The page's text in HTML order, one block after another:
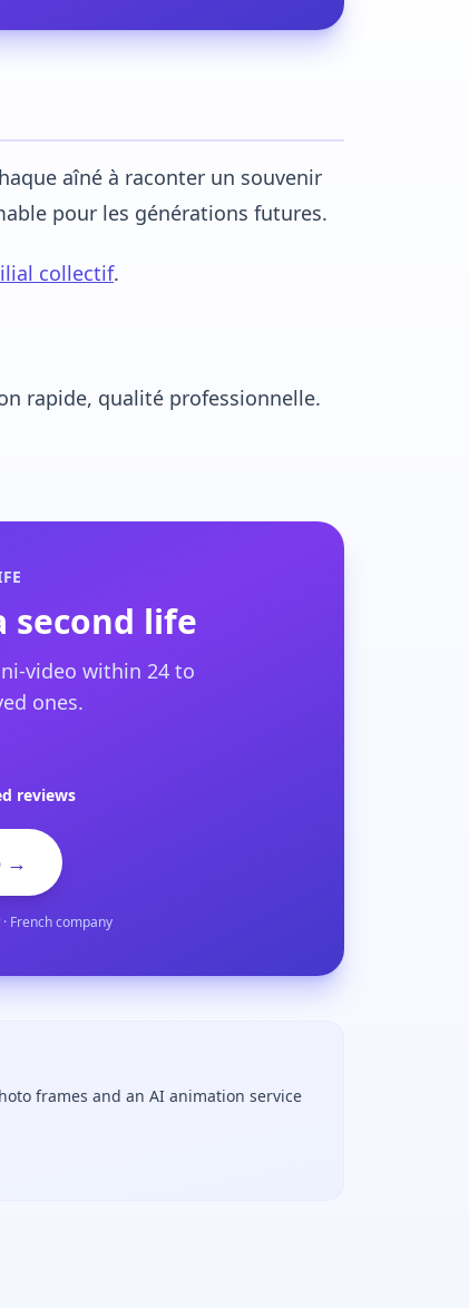
aîné à raconter un souvenir
pour les générations futures.
collectif.
rapide, qualité professionnelle.
second life
video within 24 to
ones.
reviews
→
French company
frames and an AI animation service